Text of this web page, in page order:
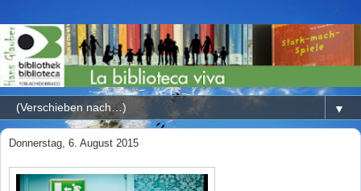
▼
Donnerstag, 6. August 2015